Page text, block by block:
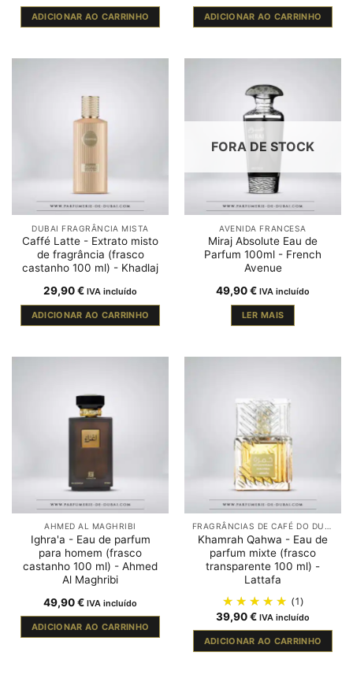
ADICIONAR AO CARRINHO ADICIONAR AO CARRINHO
DUBAI FRAGRÂNCIA MISTA
Caffé Latte - Extrato misto
de fragrância (frasco
castanho 100 ml) - Khadlaj
29,90€ IVA incluído
ADICIONAR AO CARRINHO
FORA DE STOCK
AVENIDA FRANCESA
Miraj Absolute Eau de
Parfum 100ml - French
Avenue
49,90€ IVA incluído
LER MAIS
AHMED AL MAGHRIBI
Ighra'a - Eau de parfum
para homem (frasco
castanho 100 ml) - Ahmed
Al Maghribi
49,90€ IVA incluído
ADICIONAR AO CARRINHO
FRAGRÂNCIAS DE CAFÉ DO DUBAI
Khamrah Qahwa - Eau de
parfum mixte (frasco
transparente 100 ml) -
Lattafa
(1)
39,90€ IVA incluído
ADICIONAR AO CARRINHO